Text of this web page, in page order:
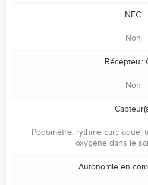
NFC
Non
Récepteur
Non
Podomètre, rythme cardiaque,
oxygène dans le
Autonomie en